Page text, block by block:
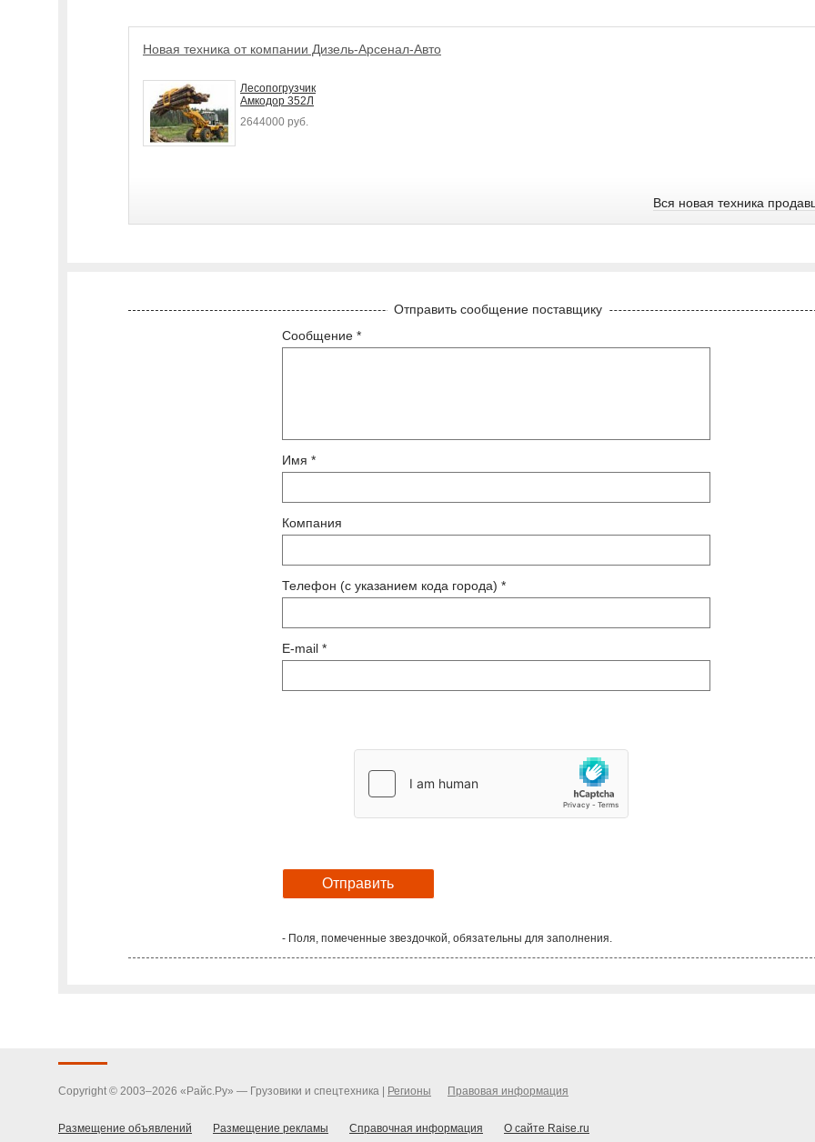
Новая техника от компании Дизель-Арсенал-Авто
Лесопогрузчик
Амкодор 352Л
2644000 руб.
Вся новая техника
Отправить сообщение поставщику
Сообщение *
Имя *
Компания
Телефон (с указанием кода города) *
E-mail *
- Поля, помеченные звездочкой, обязательны для заполнения.
Copyright © 2003–2026 «Райс.Ру» — Грузовики и спецтехника | Регионы Правовая информация
Размещение объявлений Размещение рекламы Справочная информация О сайте Raise.ru